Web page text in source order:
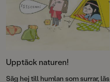
Upptäck naturen!
Säg hej till humlan som surrar, läs